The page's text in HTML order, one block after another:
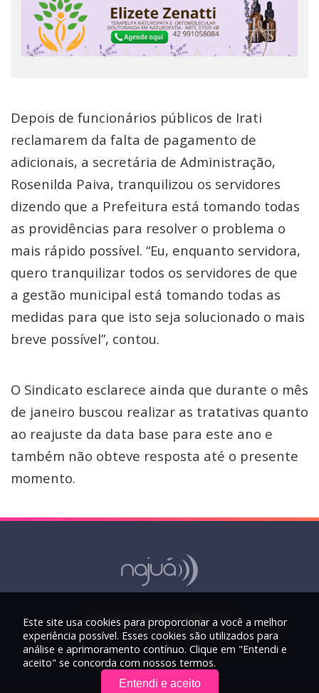
Depois de funcionários públicos de Irati
reclamarem da falta de pagamento de
adicionais, a secretária de Administração,
Rosenilda Paiva, tranquilizou os servidores
dizendo que a Prefeitura está tomando todas
as providências para resolver o problema o
mais rápido possível. “Eu, enquanto servidora,
quero tranquilizar todos os servidores de que
a gestão municipal está tomando todas as
medidas para que isto seja solucionado o mais
breve possível”, contou.
O Sindicato esclarece ainda que durante o mês
de janeiro buscou realizar as tratativas quanto
ao reajuste da data base para este ano e
também não obteve resposta até o presente
momento.
Este site usa cookies para proporcionar a você a melhor
experiência possível. Esses cookies são utilizados para
análise e aprimoramento contínuo. Clique em "Entendi e
aceito" se concorda com nossos termos.
Entendi e aceito